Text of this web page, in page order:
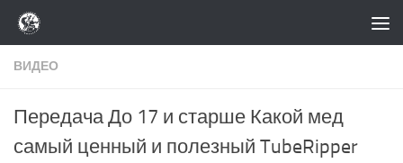
Перейти к содержимому
ВИДЕО
Передача До 17 и старше Какой мед
самый ценный и полезный TubeRipper